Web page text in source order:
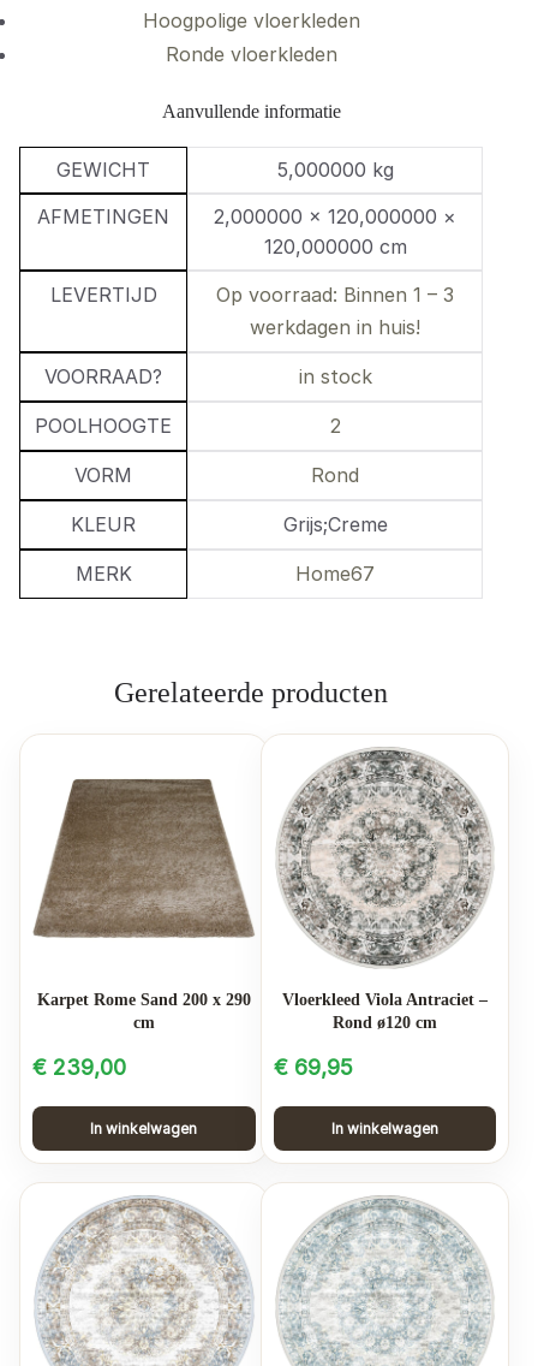
Hoogpolige vloerkleden
Ronde vloerkleden
Aanvullende informatie
GEWICHT
5,000000 kg
AFMETINGEN
2,000000 × 120,000000 ×
120,000000 cm
LEVERTIJD
Op voorraad: Binnen 1 – 3
werkdagen in huis!
VOORRAAD? in stock
POOLHOOGTE 2
VORM Rond
KLEUR Grijs;Creme
MERK Home67
Gerelateerde producten
Karpet Rome Sand 200 x 290
cm
€ 239,00
In winkelwagen
Vloerkleed Viola Antraciet –
Rond ø120 cm
€69,95
In winkelwagen